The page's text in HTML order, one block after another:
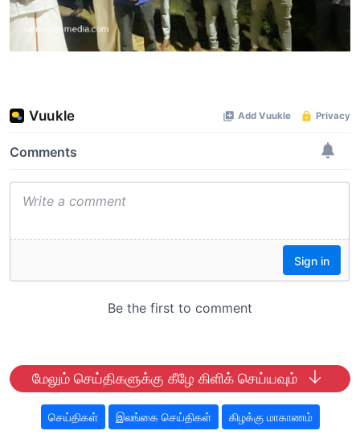
மேலும் செய்திகளுக்கு கீழே கிளிக் செய்யவும்
செய்திகள் இலங்கை செய்திகள் கிழக்கு மாகாணம்